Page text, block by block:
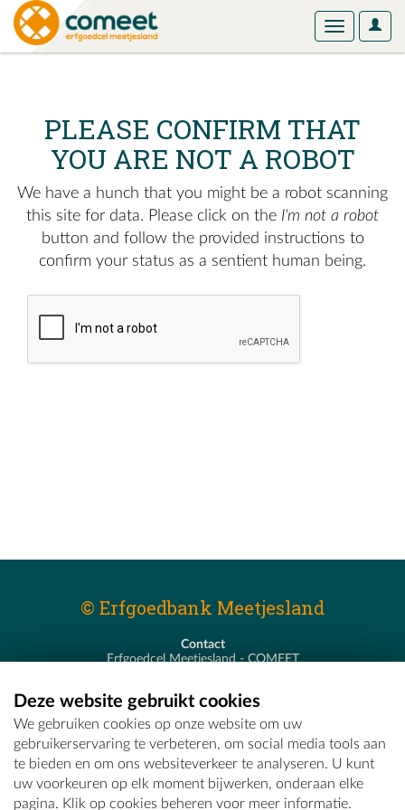
User
Toggle
PLEASE CONFIRM THAT
YOU ARE NOT A ROBOT
We have a hunch that you might be a robot scanning
this site for data. Please click on the I'm not a robot
button and follow the provided instructions to
confirm your status as a sentient human being.
© Erfgoedbank Meetjesland
Contact
Erfgoedcel Meetjesland - COMEET
T - 09 373 75 96
E -erfgoedcel@comeet.be
Deze website gebruikt cookies
We gebruiken cookies op onze website om uw
gebruikerservaring te verbeteren, om social media tools aan
te bieden en om ons websiteverkeer te analyseren. U kunt
uw voorkeuren op elk moment bijwerken, onderaan elke
pagina. Klik op cookies beheren voor meer informatie.